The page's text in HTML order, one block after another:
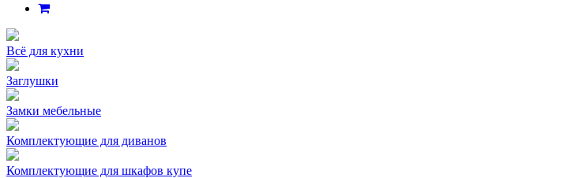
Всё для кухни
Заглушки
Замки мебельные
Комплектующие для диванов
Комплектующие для шкафов купе